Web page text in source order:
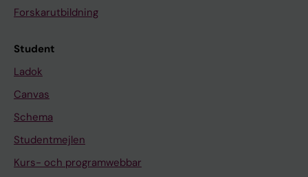
Forskarutbildning
Student
Ladok
Canvas
Schema
Studentmejlen
Kurs- och programwebbar